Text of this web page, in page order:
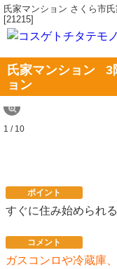
氏家マンション さくら市
[21215]
氏家マンション 3
ョン
1 / 10
ポイント
すぐに住み始められ
コメント
ガスコンロや冷蔵庫